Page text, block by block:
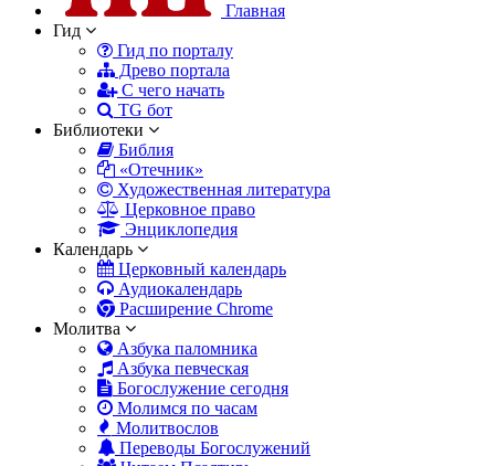
Главная
Гид
Гид по порталу
Древо портала
С чего начать
TG бот
Библиотеки
Библия
«Отечник»
Художественная литература
Церковное право
Энциклопедия
Календарь
Церковный календарь
Аудиокалендарь
Расширение Chrome
Молитва
Азбука паломника
Азбука певческая
Богослужение сегодня
Молимся по часам
Молитвослов
Переводы Богослужений